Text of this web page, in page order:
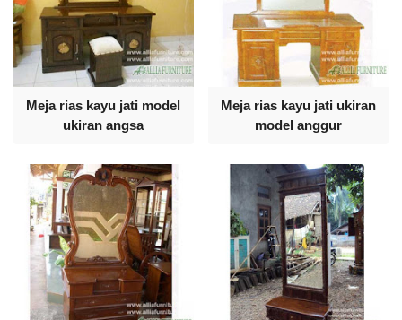
Meja rias kayu jati model
ukiran angsa
Meja rias kayu jati ukiran
model anggur